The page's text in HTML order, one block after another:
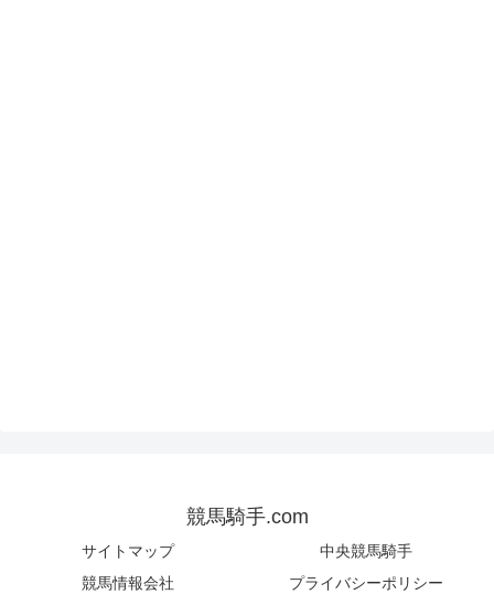
競馬騎手.com
サイトマップ
中央競馬騎手
競馬情報会社
プライバシーポリシー